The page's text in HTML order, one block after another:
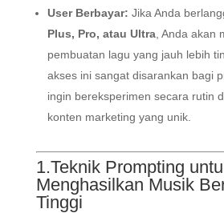
User Berbayar: Jika Anda
Plus, Pro, atau Ultra, Anda akan
pembuatan lagu yang jauh lebih
akses ini sangat disarankan bagi
ingin bereksperimen secara rutin
konten marketing yang unik.
1.Teknik Prompting
Menghasilkan Musik
Tinggi